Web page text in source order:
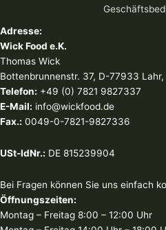
Adresse:
Wick Food e.K.
Thomas Wick
Bottenbrunnenstr. 37, D-77933
Telefon: +49 (0) 7821 9827337
E-Mail: info@wickfood.de
Fax.: 0049-0-7821-9827336
USt-IdNr.: DE 815239904
Bei Fragen können Sie uns einfach
Öffnungszeiten:
Montag – Freitag 8:00 – 12:00 Uhr